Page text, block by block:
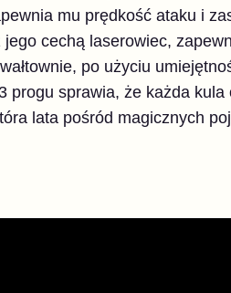
mu prędkość ataku i
cechą laserowiec,
po użyciu
progu sprawia, że każda
lata pośród magicznych